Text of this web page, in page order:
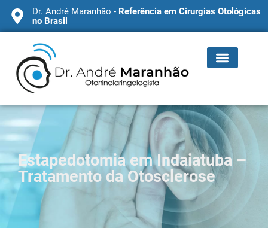
Dr. André Maranhão - Referência em Cirurgias Otológicas
no Brasil
Estapedotomia em Indaiatuba –
Tratamento da Otosclerose